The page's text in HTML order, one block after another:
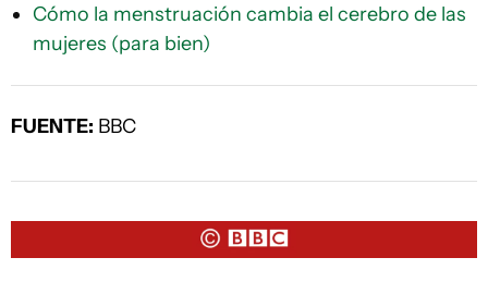
Cómo la menstruación cambia el cerebro de las
mujeres (para bien)
FUENTE: BBC